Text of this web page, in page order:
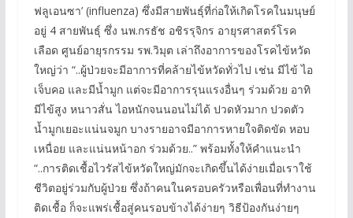
ฟลูเอนซา’ (influenza) ซึ่งมีสายพันธุ์ที่ก่อให้เกิดโรคในมนุษย์
อยู่ 4 สายพันธุ์ ซึ่ง นพ.กรธัช อชิรรุจิกร อายุรศาสตร์โรค
เลือด ศูนย์อายุรกรรม รพ.วิมุต เล่าถึงอาการของโรคไข้หวัด
ใหญ่ว่า “..ผู้ป่วยจะมีอาการที่คล้ายไข้หวัดทั่วไป เช่น มีไข้ ไอ
เจ็บคอ และมีน้ำมูก แต่จะมีอาการรุนแรงอื่นๆ ร่วมด้วย อาทิ
มีไข้สูง หนาวสั่น ไอหนักจนนอนไม่ได้ ปวดหัวมาก ปวดตัว
น้ำมูกเยอะแน่นจมูก บางรายอาจมีอาการหายใจติดขัด หอบ
เหนื่อย และแน่นหน้าอก ร่วมด้วย..” พร้อมทั้งให้คำแนะนำ
“..การติดเชื้อไวรัสไข้หวัดใหญ่มักจะเกิดขึ้นได้ง่ายเมื่อเราใช้
ชีวิตอยู่ร่วมกับผู้ป่วย ซึ่งถ้าคนในครอบครัวหรือเพื่อนที่ทำงาน
ติดเชื้อ ก็จะแพร่เชื้อสู่คนรอบข้างได้ง่ายๆ วิธีป้องกันง่ายๆ